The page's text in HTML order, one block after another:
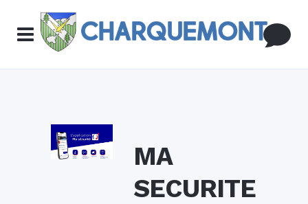
MA
SECURITE